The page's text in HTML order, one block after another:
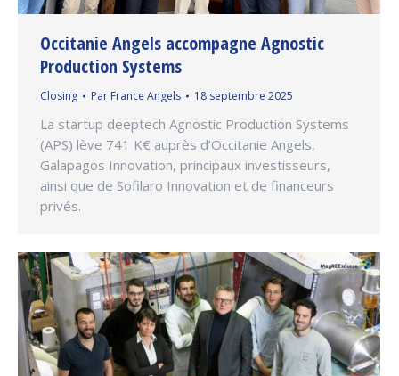
Occitanie Angels accompagne Agnostic
Production Systems
Closing Par France Angels 18 septembre 2025
La startup deeptech Agnostic Production Systems
(APS) lève 741 K€ auprès d’Occitanie Angels,
Galapagos Innovation, principaux investisseurs,
ainsi que de Sofilaro Innovation et de financeurs
privés.